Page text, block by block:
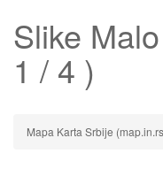
Slike
1 / 4 )
Mapa Karta Srbije